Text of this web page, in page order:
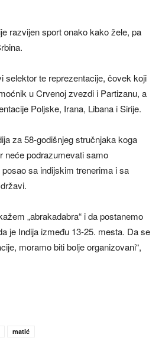
razvijen sport onako kako žele, pa
selektor te reprezentacije, čovek koji
u Crvenoj zvezdi i Partizanu, a
Poljske, Irana, Libana i Sirije.
za 58-godišnjeg stručnjaka koga
neće podrazumevati samo
sa indijskim trenerima i sa
„abrakadabra“ i da postanemo
je Indija između 13-25. mesta. Da se
moramo biti bolje organizovani“,
matić